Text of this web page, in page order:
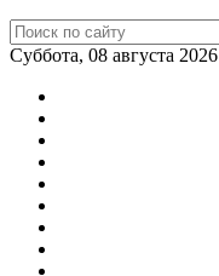
Суббота, 08 августа 2026